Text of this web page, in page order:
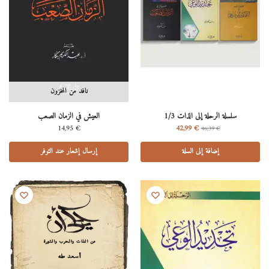
سلسلة الرحلة إلى الذات 1/3
46,39€
42,99€
إضافة إلى السلة
نافد من المخزون
العيش في الزمان الصعب
14,95€
إرسال إشعار عند التوفر